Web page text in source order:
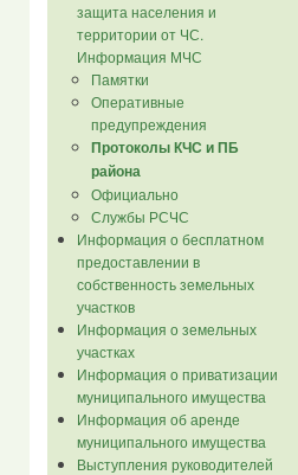
защита населения и
территории от ЧС.
Информация МЧС
Памятки
Оперативные
предупреждения
Протоколы КЧС и ПБ
района
Официально
Службы РСЧС
Информация о бесплатном
предоставлении в
собственность земельных
участков
Информация о земельных
участках
Информация о приватизации
муниципального имущества
Информация об аренде
муниципального имущества
Выступления руководителей